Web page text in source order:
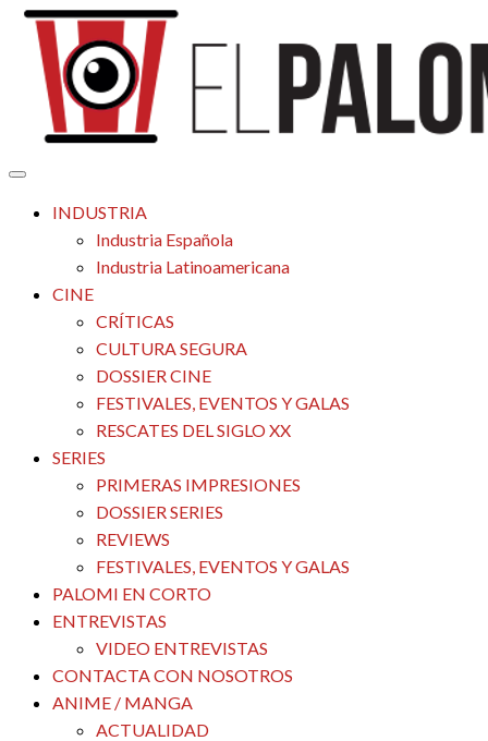
Saltar
contenido
El Palomitrón
Tu espacio de la industria de cine española y latinoamericana
INDUSTRIA
Industria Española
Industria Latinoamericana
CINE
CRÍTICAS
CULTURA SEGURA
DOSSIER CINE
FESTIVALES, EVENTOS Y GALAS
RESCATES DEL SIGLO XX
SERIES
PRIMERAS IMPRESIONES
DOSSIER SERIES
REVIEWS
FESTIVALES, EVENTOS Y GALAS
PALOMI EN CORTO
ENTREVISTAS
VIDEO ENTREVISTAS
CONTACTA CON NOSOTROS
ANIME / MANGA
ACTUALIDAD